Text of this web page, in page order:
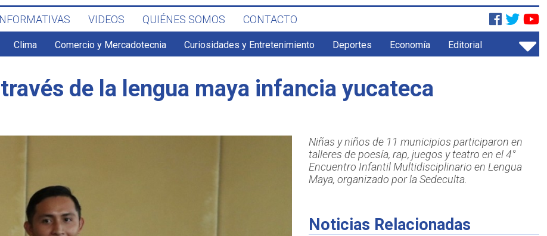
VIDEOS QUIÉNES SOMOS CONTACTO
Clima Comercio y Mercadotecnia Curiosidades y Entretenimiento Deportes Economía Editorial
de la lengua maya infancia yucateca
Niñas y niños de 11 municipios participaron en
talleres de poesía, rap, juegos y teatro en el 4°
Encuentro Infantil Multidisciplinario en Lengua
Maya, organizado por la Sedeculta.
Noticias Relacionadas